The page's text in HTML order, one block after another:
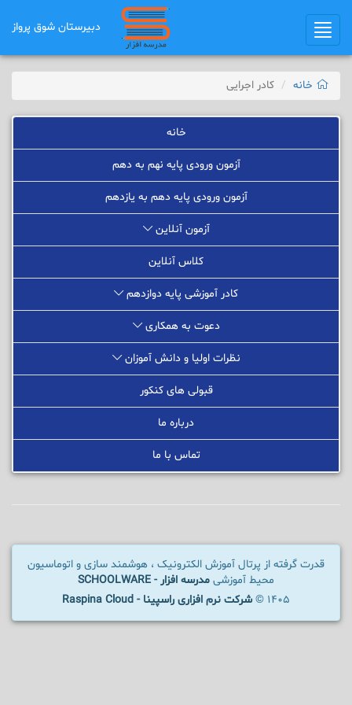
Toggle
navigation
دبیرستان شوق ﭘرواز
خانه کادر اجرایی
خانه
آزمون ورودی پایه نهم به دهم
آزمون ورودی پایه دهم به یازدهم
آزمون آنلاین
کلاس آنلاین
کادر آموزشی پایه دوازدهم
دعوت به همکاری
نظرات اولیا و دانش آموزان
قبولی های کنکور
درباره ما
تماس با ما
قدرت گرفته از پرتال آموزش الکترونیک ، هوشمند سازی و اتوماسیون
محیط آموزشی مدرسه افزار - SCHOOLWARE
1405 ©
شرکت نرم افزاری راسپینا - Raspina Cloud